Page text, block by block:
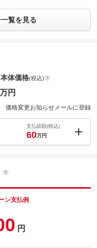
覧を見る
体価格(税込)
万円
価格変更お知らせメールに登録
支払総額(税込)
60万円
ン支払例
円